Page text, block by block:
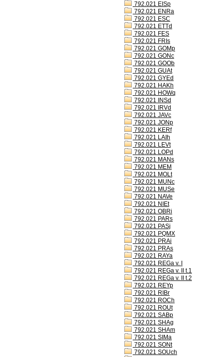
792.021 EISp
792.021 ENRa
792.021 ESC
792.021 ETTd
792.021 FES
792.021 FRIs
792.021 GOMp
792.021 GONc
792.021 GOOb
792.021 GUAt
792.021 GYEd
792.021 HAKh
792.021 HOWq
792.021 INSd
792.021 IRVd
792.021 JAVc
792.021 JONp
792.021 KERf
792.021 LAIh
792.021 LEVt
792.021 LOPd
792.021 MANs
792.021 MEM
792.021 MOLt
792.021 MUNc
792.021 MUSe
792.021 NAVe
792.021 NIEt
792.021 OBRi
792.021 PARs
792.021 PASj
792.021 PQMX
792.021 PRAi
792.021 PRAs
792.021 RAYa
792.021 REGa v. I
792.021 REGa v. II t.1
792.021 REGa v. II t.2
792.021 REYp
792.021 RIBr
792.021 ROCh
792.021 ROUt
792.021 SABp
792.021 SHAg
792.021 SHAm
792.021 SIMa
792.021 SONt
792.021 SOUch